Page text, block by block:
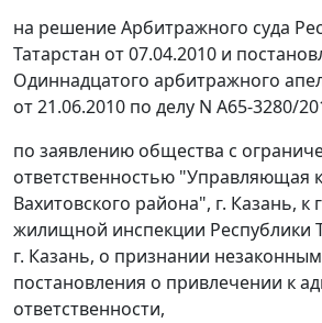
на решение Арбитражного суда
Татарстан от 07.04.2010 и
Одиннадцатого арбитражного
от 21.06.2010 по делу N А65-3280/
по заявлению общества с
ответственностью "Управляющая
Вахитовского района", г. Казань, к
жилищной инспекции Республики
г. Казань, о признании
постановления о привлечении к
ответственности,